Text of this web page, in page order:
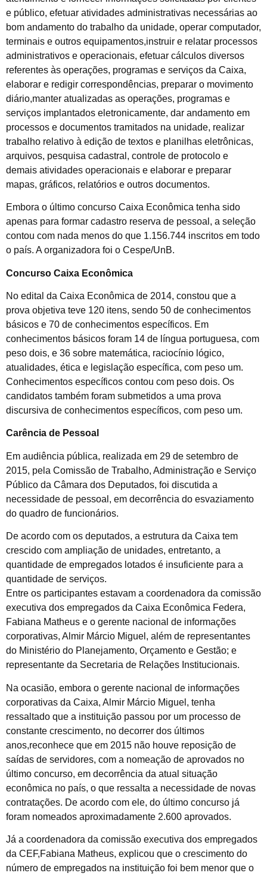
e público, efetuar atividades administrativas necessárias ao
bom andamento do trabalho da unidade, operar computador,
terminais e outros equipamentos,instruir e relatar processos
administrativos e operacionais, efetuar cálculos diversos
referentes às operações, programas e serviços da Caixa,
elaborar e redigir correspondências, preparar o movimento
diário,manter atualizadas as operações, programas e
serviços implantados eletronicamente, dar andamento em
processos e documentos tramitados na unidade, realizar
trabalho relativo à edição de textos e planilhas eletrônicas,
arquivos, pesquisa cadastral, controle de protocolo e
demais atividades operacionais e elaborar e preparar
mapas, gráficos, relatórios e outros documentos.
Embora o último concurso Caixa Econômica tenha sido
apenas para formar cadastro reserva de pessoal, a seleção
contou com nada menos do que 1.156.744 inscritos em todo
o país. A organizadora foi o Cespe/UnB.
Concurso Caixa Econômica
No edital da Caixa Econômica de 2014, constou que a
prova objetiva teve 120 itens, sendo 50 de conhecimentos
básicos e 70 de conhecimentos específicos. Em
conhecimentos básicos foram 14 de língua portuguesa, com
peso dois, e 36 sobre matemática, raciocínio lógico,
atualidades, ética e legislação específica, com peso um.
Conhecimentos específicos contou com peso dois. Os
candidatos também foram submetidos a uma prova
discursiva de conhecimentos específicos, com peso um.
Carência de Pessoal
Em audiência pública, realizada em 29 de setembro de
2015, pela Comissão de Trabalho, Administração e Serviço
Público da Câmara dos Deputados, foi discutida a
necessidade de pessoal, em decorrência do esvaziamento
do quadro de funcionários.
De acordo com os deputados, a estrutura da Caixa tem
crescido com ampliação de unidades, entretanto, a
quantidade de empregados lotados é insuficiente para a
quantidade de serviços.
Entre os participantes estavam a coordenadora da comissão
executiva dos empregados da Caixa Econômica Federa,
Fabiana Matheus e o gerente nacional de informações
corporativas, Almir Márcio Miguel, além de representantes
do Ministério do Planejamento, Orçamento e Gestão; e
representante da Secretaria de Relações Institucionais.
Na ocasião, embora o gerente nacional de informações
corporativas da Caixa, Almir Márcio Miguel, tenha
ressaltado que a instituição passou por um processo de
constante crescimento, no decorrer dos últimos
anos,reconhece que em 2015 não houve reposição de
saídas de servidores, com a nomeação de aprovados no
último concurso, em decorrência da atual situação
econômica no país, o que ressalta a necessidade de novas
contratações. De acordo com ele, do último concurso já
foram nomeados aproximadamente 2.600 aprovados.
Já a coordenadora da comissão executiva dos empregados
da CEF,Fabiana Matheus, explicou que o crescimento do
número de empregados na instituição foi bem menor que o